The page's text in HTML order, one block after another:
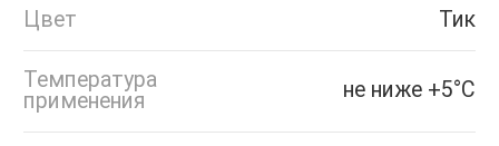
Цвет Тик
Температура
применения
не ниже +5°С